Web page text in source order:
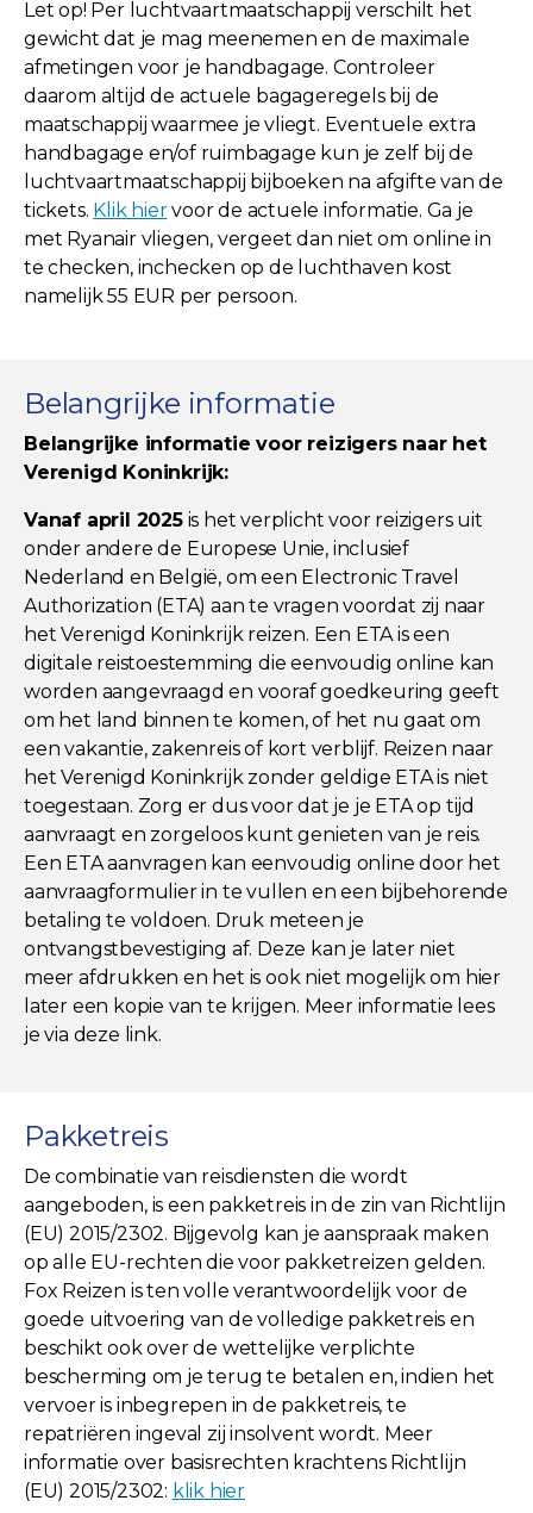
Let op! Per luchtvaartmaatschappij verschilt het
gewicht dat je mag meenemen en de maximale
afmetingen voor je handbagage. Controleer
daarom altijd de actuele bagageregels bij de
maatschappij waarmee je vliegt. Eventuele extra
handbagage en/of ruimbagage kun je zelf bij de
luchtvaartmaatschappij bijboeken na afgifte van de
tickets. Klik hiervoor de actuele informatie. Ga je
met Ryanair vliegen, vergeet dan niet om online in
te checken, inchecken op de luchthaven kost
namelijk 55 EUR per persoon.
Belangrijke informatie
Belangrijke informatie voor reizigers naar het
Verenigd Koninkrijk:
Vanaf april 2025is het verplicht voor reizigers uit
onder andere de Europese Unie, inclusief
Nederland en België, om een Electronic Travel
Authorization (ETA) aan te vragen voordat zij naar
het Verenigd Koninkrijk reizen. Een ETA is een
digitale reistoestemming die eenvoudig online kan
worden aangevraagd en vooraf goedkeuring geeft
om het land binnen te komen, of het nu gaat om
een vakantie, zakenreis of kort verblijf. Reizen naar
het Verenigd Koninkrijk zonder geldige ETA is niet
toegestaan. Zorg er dus voor dat je je ETA op tijd
aanvraagt en zorgeloos kunt genieten van je reis.
Een ETA aanvragen kan eenvoudig online door het
aanvraagformulier in te vullen en een bijbehorende
betaling te voldoen. Druk meteen je
ontvangstbevestiging af. Deze kan je later niet
meer afdrukken en het is ook niet mogelijk om hier
later een kopie van te krijgen. Meer informatie lees
je via deze link.
Pakketreis
De combinatie van reisdiensten die wordt
aangeboden, is een pakketreis in de zin van Richtlijn
(EU) 2015/2302. Bijgevolg kan je aanspraak maken
op alle EU-rechten die voor pakketreizen gelden.
Fox Reizen is ten volle verantwoordelijk voor de
goede uitvoering van de volledige pakketreis en
beschikt ook over de wettelijke verplichte
bescherming om je terug te betalen en, indien het
vervoer is inbegrepen in de pakketreis, te
repatriëren ingeval zij insolvent wordt. Meer
informatie over basisrechten krachtens Richtlijn
(EU) 2015/2302: klik hier